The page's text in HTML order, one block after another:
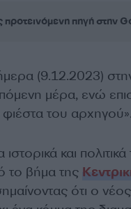
πηγή στην
(9.12.2023)
μέρα, ενώ
φιέστα του αρχηγού».
και
το βήμα της
ότι ο